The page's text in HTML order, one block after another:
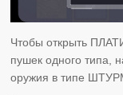
Чтобы открыть
пушек одного типа,
оружия в типе